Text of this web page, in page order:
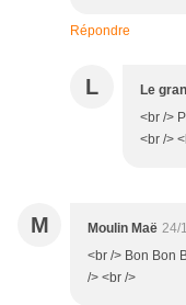
Répondre
L Le
<br />
<br />
M Moulin Maë 24/
<br /> Bon Bon
/> <br />